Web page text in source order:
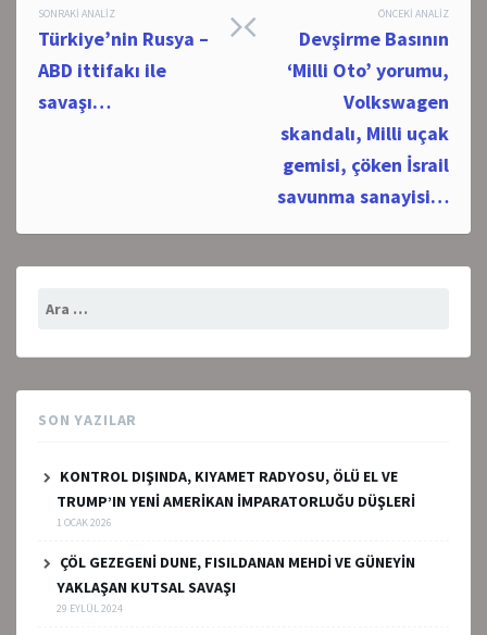
Post
navigation
ÖNCEKI ANALIZ
Devşirme Basının
‘Milli Oto’ yorumu,
Volkswagen
skandalı, Milli uçak
gemisi, çöken İsrail
savunma sanayisi…
SONRAKI ANALIZ
Türkiye’nin Rusya –
ABD ittifakı ile
savaşı…
SON YAZILAR
KONTROL DIŞINDA, KIYAMET RADYOSU, ÖLÜ EL VE
TRUMP’IN YENİ AMERİKAN İMPARATORLUĞU DÜŞLERİ
1 OCAK 2026
ÇÖL GEZEGENİ DUNE, FISILDANAN MEHDİ VE GÜNEYİN
YAKLAŞAN KUTSAL SAVAŞI
29 EYLÜL 2024